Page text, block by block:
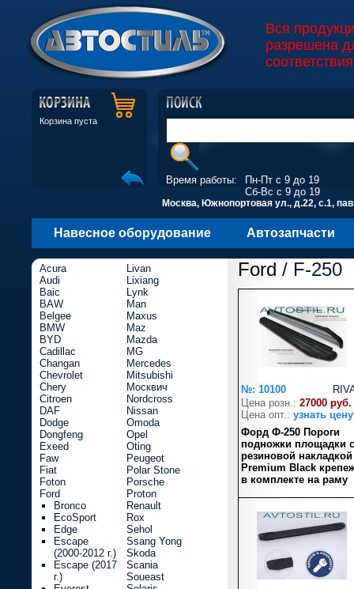
Вся
разрешена
Корзина пуста
Время работы:
Пн-Пт с 9 до 19
Сб-Вс с 9 до 19
Москва, Южнопортовая ул., д.22, с.1,
Навесное оборудование Автозапчасти
Ford / F-250
№: 10100
Цена розн.: 27000 руб.
Цена опт.: узнать цену
Форд Ф-250 Пороги
подножки площадки с
резиновой накладкой
Premium Black
в комплекте на раму
Acura
Audi
Baic
BAW
Belgee
BMW
BYD
Cadillac
Changan
Chevrolet
Chery
Citroen
DAF
Dodge
Dongfeng
Exeed
Faw
Fiat
Foton
Ford
Bronco
EcoSport
Edge
Escape
(2000-2012 г.)
Escape (2017
г.)
Livan
Lixiang
Lynk
Man
Maxus
Maz
Mazda
MG
Mercedes
Mitsubishi
Москвич
Nordcross
Nissan
Omoda
Opel
Oting
Peugeot
Polar Stone
Porsche
Proton
Renault
Rox
Sehol
Ssang Yong
Skoda
Scania
Soueast